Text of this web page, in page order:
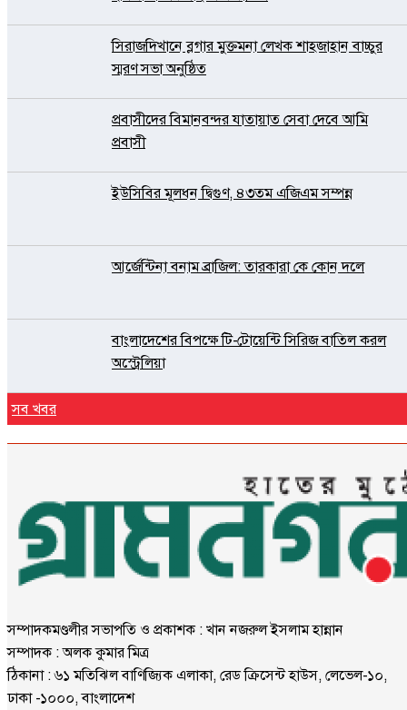
সিরাজদিখানে ব্লগার মুক্তমনা লেখক শাহজাহান বাচ্চুর
স্মরণ সভা অনুষ্ঠিত
প্রবাসীদের বিমানবন্দর যাতায়াত সেবা দেবে আমি
প্রবাসী
ইউসিবির মূলধন দ্বিগুণ, ৪৩তম এজিএম সম্পন্ন
আর্জেন্টিনা বনাম ব্রাজিল: তারকারা কে কোন দলে
বাংলাদেশের বিপক্ষে টি-টোয়েন্টি সিরিজ বাতিল করল
অস্ট্রেলিয়া
সব খবর
সম্পাদকমণ্ডলীর সভাপতি ও প্রকাশক : খান নজরুল ইসলাম হান্নান
সম্পাদক : অলক কুমার মিত্র
ঠিকানা : ৬১ মতিঝিল বাণিজ্যিক এলাকা, রেড ক্রিসেন্ট হাউস, লেভেল-১০,
ঢাকা -১০০০, বাংলাদেশ